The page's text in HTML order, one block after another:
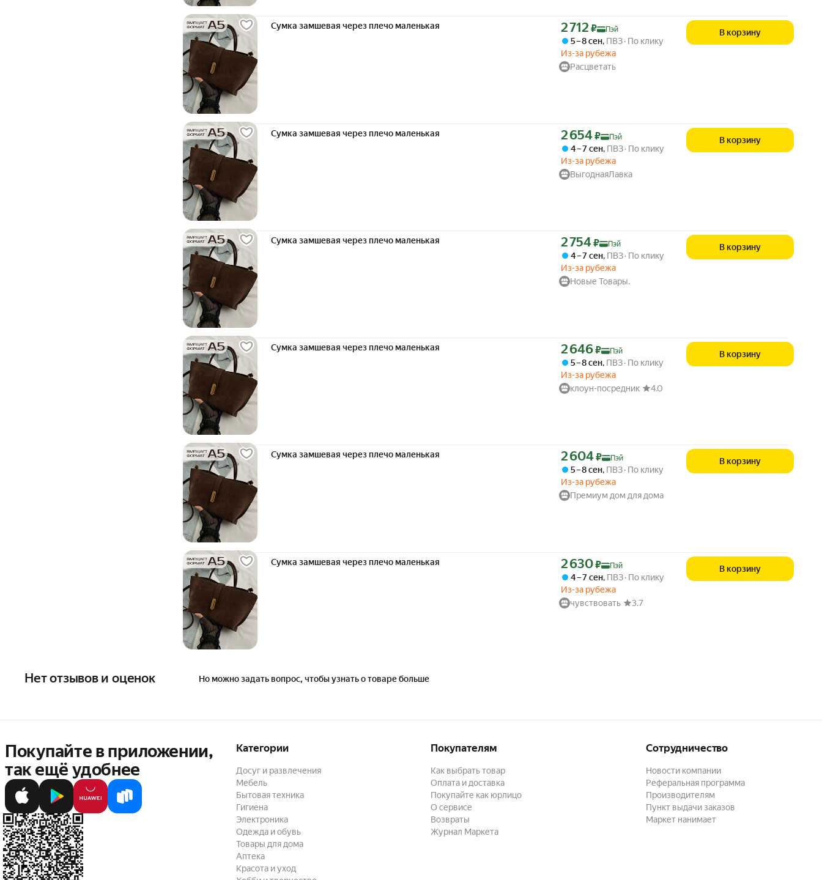
Сумка замшевая через плечо маленькая Цена с картой Яндекс Пэй 2712 ₽ вместо
2 712 ₽ Пэй
5 – 8 сен, ПВЗ По клику
Из-за рубежа
Расцветать
В корзину
Сумка замшевая через плечо маленькая Цена с картой Яндекс Пэй 2654 ₽ вместо
2 654 ₽ Пэй
4 – 7 сен, ПВЗ По клику
Из-за рубежа
ВыгоднаяЛавка
В корзину
Сумка замшевая через плечо маленькая Цена с картой Яндекс Пэй 2754 ₽ вместо
2 754 ₽ Пэй
4 – 7 сен, ПВЗ По клику
Из-за рубежа
Новые Товары.
В корзину
Сумка замшевая через плечо маленькая Цена с картой Яндекс Пэй 2646 ₽ вместо
2 646₽ Пэй
5 – 8 сен, ПВЗ По клику
Из-за рубежа
клоун-посредник
4.0
В корзину
Сумка замшевая через плечо маленькая Цена с картой Яндекс Пэй 2604 ₽ вместо
2 604 ₽ Пэй
5 – 8 сен, ПВЗ По клику
Из-за рубежа
Премиум дом для дома
В корзину
Сумка замшевая через плечо маленькая Цена с картой Яндекс Пэй 2630 ₽ вместо
2 630₽ Пэй
4 – 7 сен, ПВЗ По клику
Из-за рубежа
чувствовать
3.7
В корзину
Нет отзывов и оценок Но можно задать вопрос, чтобы узнать о товаре больше
Покупайте в приложении,
так ещё удобнее
Категории
Досуг и развлечения
Мебель
Бытовая техника
Гигиена
Электроника
Одежда и обувь
Товары для дома
Аптека
Красота и уход
Покупателям
Как выбрать товар
Оплата и доставка
Покупайте как юрлицо
О сервисе
Возвраты
Журнал Маркета
Сотрудничество
Новости компании
Реферальная программа
Производителям
Пункт выдачи заказов
Маркет нанимает